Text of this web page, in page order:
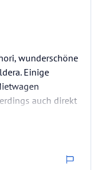
wunderschöne
Einige
auch direkt